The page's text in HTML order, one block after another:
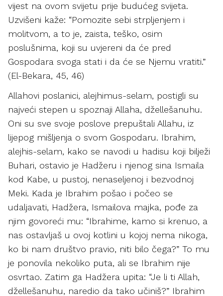
vijest na ovom svijetu prije budućeg svijeta.
Uzvišeni kaže: “Pomozite sebi strpljenjem i
molitvom, a to je, zaista, teško, osim
poslušnima, koji su uvjereni da će pred
Gospodara svoga stati i da će se Njemu vratiti.”
(El-Bekara, 45, 46)
Allahovi poslanici, alejhimus-selam, postigli su
najveći stepen u spoznaji Allaha, džellešanuhu.
Oni su sve svoje poslove prepuštali Allahu, iz
lijepog mišljenja o svom Gospodaru. Ibrahim,
alejhis-selam, kako se navodi u hadisu koji bilježi
Buhari, ostavio je Hadžeru i njenog sina Ismaila
kod Kabe, u pustoj, nenaseljenoj i bezvodnoj
Meki. Kada je Ibrahim pošao i počeo se
udaljavati, Hadžera, Ismailova majka, pođe za
njim govoreći mu: “Ibrahime, kamo si krenuo, a
nas ostavljaš u ovoj kotlini u kojoj nema nikoga,
ko bi nam društvo pravio, niti bilo čega?” To mu
je ponovila nekoliko puta, ali se Ibrahim nije
osvrtao. Zatim ga Hadžera upita: “Je li ti Allah,
džellešanuhu, naredio da tako učiniš?” Ibrahim